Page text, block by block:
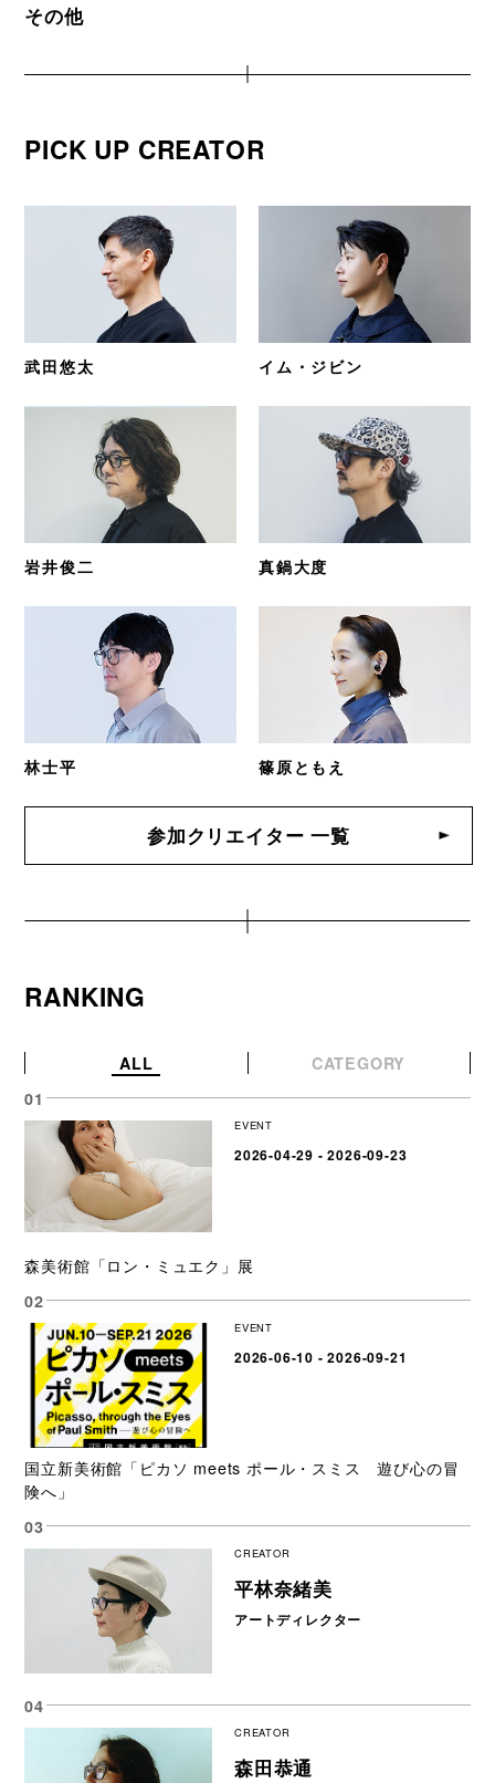
その他
PICK UP CREATOR
武田悠太 イム・ジビン
岩井俊二 真鍋大度
林士平 篠原ともえ
参加クリエイター 一覧
RANKING
ALL CATEGORY
EVENT
2026-04-29 - 2026-09-23
森美術館「ロン・ミュエク」展
EVENT
2026-06-10 - 2026-09-21
国立新美術館「ピカソ meets ポール・スミス 遊び心の冒
険へ」
CREATOR
平林奈緒美
アートディレクター
CREATOR
森田恭通